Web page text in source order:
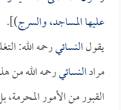
عليها المساجد، والسرج)].
يقولالنسائيرحمه الله:
مرادالنسائيرحمه الله من
القبور من الأمور